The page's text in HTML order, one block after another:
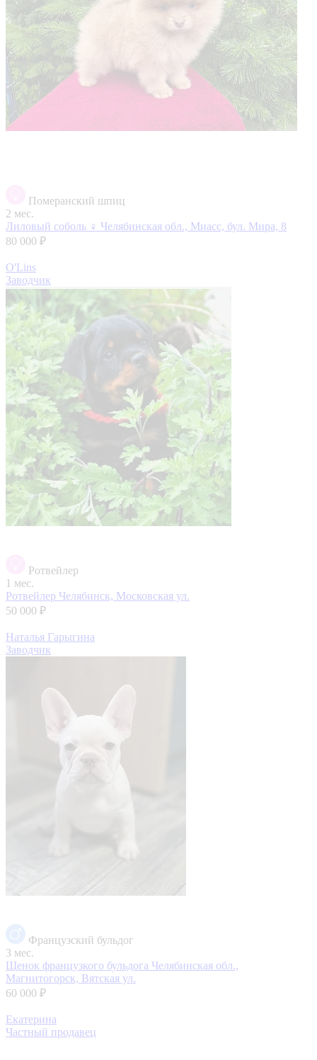
Померанский шпиц
2 мес.
Лиловый соболь ♀️ Челябинская обл., Миасс, бул. Мира, 8
80 000 ₽
O'Lins
Заводчик
Ротвейлер
1 мес.
Ротвейлер Челябинск, Московская ул.
50 000 ₽
Наталья Гарыгина
Заводчик
Французский бульдог
3 мес.
Щенок французкого бульдога Челябинская обл.,
Магнитогорск, Вятская ул.
60 000 ₽
Екатерина
Частный продавец